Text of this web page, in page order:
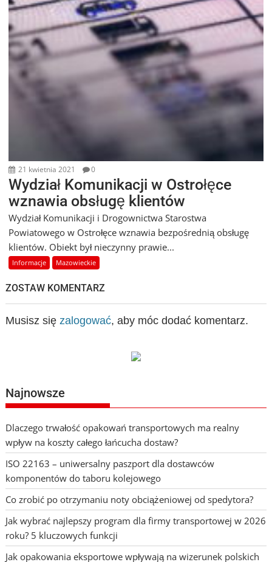
21 kwietnia 2021 0
Wydział Komunikacji w Ostrołęce
wznawia obsługę klientów
Wydział Komunikacji i Drogownictwa Starostwa
Powiatowego w Ostrołęce wznawia bezpośrednią obsługę
klientów. Obiekt był nieczynny prawie...
Informacje Mazowieckie
ZOSTAW KOMENTARZ
Musisz się zalogować, aby móc dodać komentarz.
Najnowsze
Dlaczego trwałość opakowań transportowych ma realny
wpływ na koszty całego łańcucha dostaw?
ISO 22163 – uniwersalny paszport dla dostawców
komponentów do taboru kolejowego
Co zrobić po otrzymaniu noty obciążeniowej od spedytora?
Jak wybrać najlepszy program dla firmy transportowej w 2026
roku? 5 kluczowych funkcji
Jak opakowania eksportowe wpływają na wizerunek polskich